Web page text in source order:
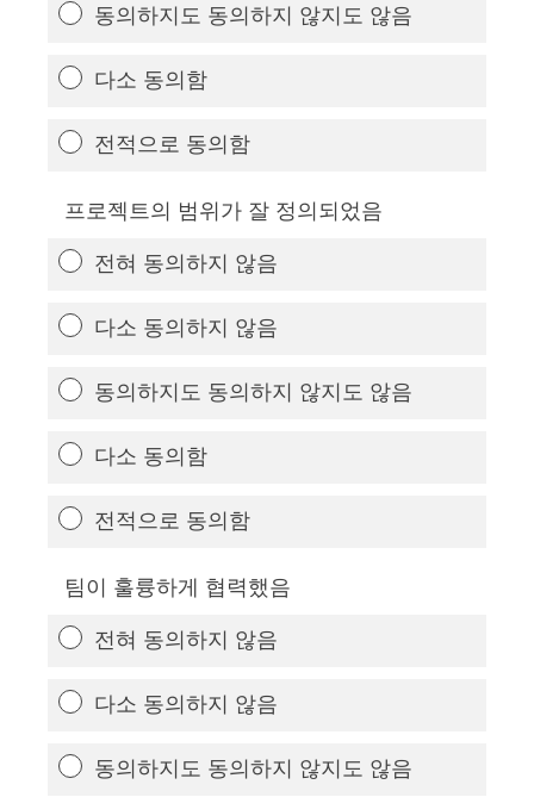
동의하지도 동의하지 않지도 않음
다소 동의함
전적으로 동의함
프로젝트의 범위가 잘 정의되었음
전혀 동의하지 않음
다소 동의하지 않음
동의하지도 동의하지 않지도 않음
다소 동의함
전적으로 동의함
팀이 훌륭하게 협력했음
전혀 동의하지 않음
다소 동의하지 않음
동의하지도 동의하지 않지도 않음